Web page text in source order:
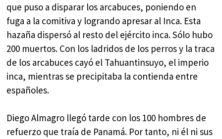
que puso a disparar los arcabuces, poniendo en
fuga a la comitiva y logrando apresar al Inca. Esta
hazaña dispersó al resto del ejército inca. Sólo hubo
200 muertos. Con los ladridos de los perros y la traca
de los arcabuces cayó el Tahuantinsuyo, el imperio
inca, mientras se precipitaba la contienda entre
españoles.
Diego Almagro llegó tarde con los 100 hombres de
refuerzo que traía de Panamá. Por tanto, ni él ni sus